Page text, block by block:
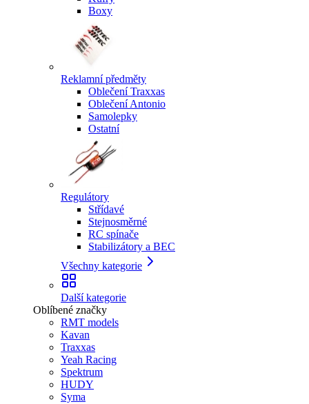
Boxy
Reklamní předměty
Oblečení Traxxas
Oblečení Antonio
Samolepky
Ostatní
Regulátory
Střídavé
Stejnosměrné
RC spínače
Stabilizátory a BEC
Všechny kategorie
Další kategorie
Oblíbené značky
RMT models
Kavan
Traxxas
Yeah Racing
Spektrum
HUDY
Syma